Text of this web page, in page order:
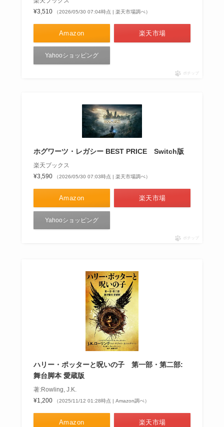
¥3,510
（2026/05/30 07:04時点 | 楽天市場調べ）
Amazon 楽天市場
Yahooショッピング
ポチップ
ホグワーツ・レガシー BEST PRICE Switch版
楽天ブックス
¥3,590
（2026/05/30 07:03時点 | 楽天市場調べ）
Amazon 楽天市場
Yahooショッピング
ポチップ
ハリー・ポッターと呪いの子 第一部・第二部:
舞台脚本 愛蔵版
著:Rowling, J.K.
¥1,200
（2025/11/12 01:28時点 | Amazon調べ）
Amazon 楽天市場